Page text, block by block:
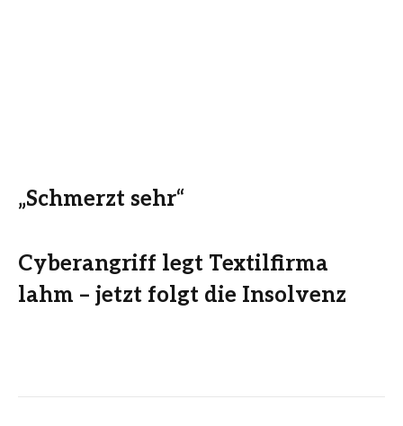
„Schmerzt sehr“
Cyberangriff legt Textilfirma
lahm – jetzt folgt die Insolvenz